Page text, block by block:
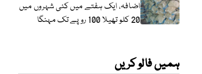
اضافہ، ایک ہفتے میں کئی شہروں میں
20 کلو تھیلا 100 روپے تک مہنگا
ہمیں فالو کریں